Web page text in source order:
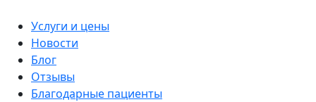
Услуги и цены
Новости
Блог
Отзывы
Благодарные пациенты